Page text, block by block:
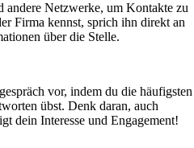
Netzwerke, um Kontakte zu
Firma kennst, sprich ihn direkt an
über die Stelle.
vor, indem du die häufigsten
übst. Denk daran, auch
dein Interesse und Engagement!